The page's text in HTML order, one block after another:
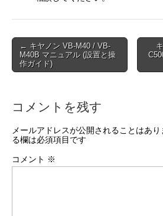
Post
navigation
← キヤノン VB-M40 / VB-
M40B マニュアル (設置と操
作ガイド)
コメントを残す
メールアドレスが公開されることはあり
る欄は必須項目です
コメント ※